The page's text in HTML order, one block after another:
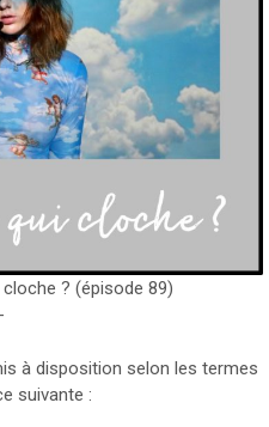
? (épisode 89)
-
à disposition selon les termes
suivante :